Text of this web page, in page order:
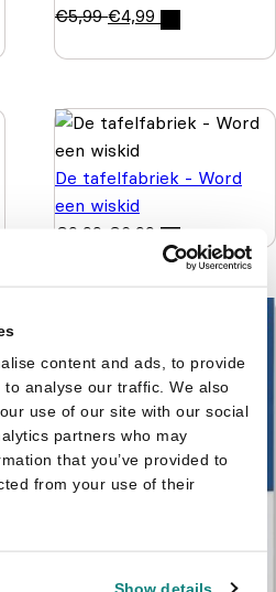
content and ads, to provide
analyse our traffic. We also
use of our site with our social
partners who may
that you’ve provided to
from your use of their
Show details
€5,99 €4,99
De tafelfabriek - Word
een wiskid
€9,99 €6,99